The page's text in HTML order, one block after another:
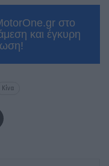
στο
και έγκυρη
Κίνα